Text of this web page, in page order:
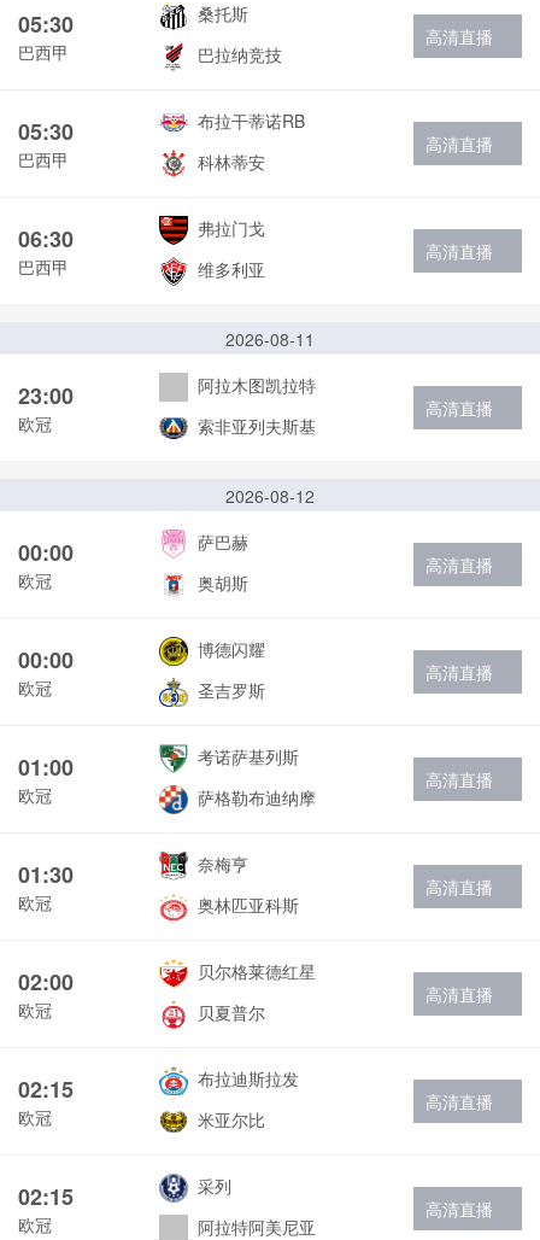
05:30
巴西甲
桑托斯
巴拉纳竞技
高清直播
05:30
巴西甲
布拉干蒂诺RB
科林蒂安
高清直播
06:30
巴西甲
弗拉门戈
维多利亚
高清直播
2026-08-11
23:00
欧冠
阿拉木图凯拉特
索非亚列夫斯基
高清直播
2026-08-12
00:00
欧冠
萨巴赫
奥胡斯
高清直播
00:00
欧冠
博德闪耀
圣吉罗斯
高清直播
01:00
欧冠
考诺萨基列斯
萨格勒布迪纳摩
高清直播
01:30
欧冠
奈梅亨
奥林匹亚科斯
高清直播
02:00
欧冠
贝尔格莱德红星
贝夏普尔
高清直播
02:15
欧冠
布拉迪斯拉发
米亚尔比
高清直播
02:15
欧冠
采列
阿拉特阿美尼亚
高清直播